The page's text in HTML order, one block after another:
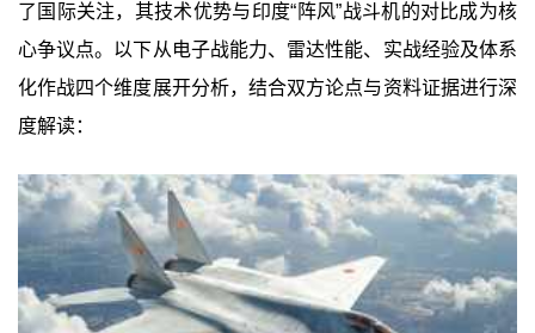
了国际关注，其技术优势与印度“阵风”战斗机的对比成为核
心争议点。以下从电子战能力、雷达性能、实战经验及体系
化作战四个维度展开分析，结合双方论点与资料证据进行深
度解读：